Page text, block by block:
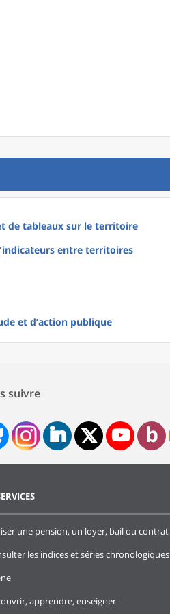
de tableaux sur le territoire
entre territoires
et d’action publique
suivre
une pension, un loyer, bail ou contrat
les indices et séries chronologiques
apprendre, enseigner